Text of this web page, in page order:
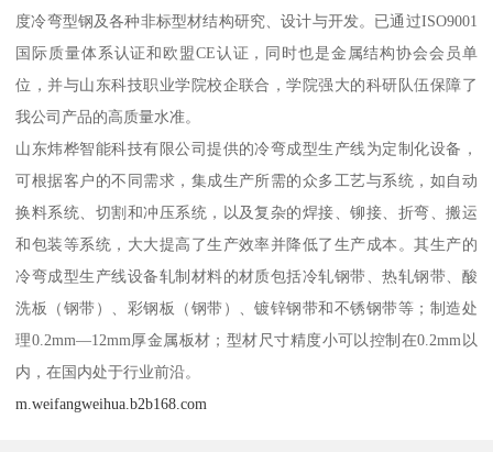
度冷弯型钢及各种非标型材结构研究、设计与开发。已通过ISO9001
国际质量体系认证和欧盟CE认证，同时也是金属结构协会会员单
位，并与山东科技职业学院校企联合，学院强大的科研队伍保障了
我公司产品的高质量水准。
山东炜桦智能科技有限公司提供的冷弯成型生产线为定制化设备，
可根据客户的不同需求，集成生产所需的众多工艺与系统，如自动
换料系统、切割和冲压系统，以及复杂的焊接、铆接、折弯、搬运
和包装等系统，大大提高了生产效率并降低了生产成本。其生产的
冷弯成型生产线设备轧制材料的材质包括冷轧钢带、热轧钢带、酸
洗板（钢带）、彩钢板（钢带）、镀锌钢带和不锈钢带等；制造处
理0.2mm—12mm厚金属板材；型材尺寸精度小可以控制在0.2mm以
内，在国内处于行业前沿。
m.weifangweihua.b2b168.com